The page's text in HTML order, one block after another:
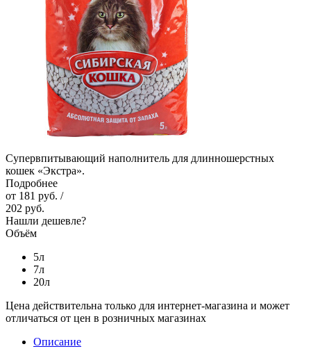
Супервпитывающий наполнитель для длинношерстных
кошек «Экстра».
Подробнее
от 181 руб. /
202 руб.
Нашли дешевле?
Объём
5л
7л
20л
Цена действительна только для интернет-магазина и может
отличаться от цен в розничных магазинах
Описание